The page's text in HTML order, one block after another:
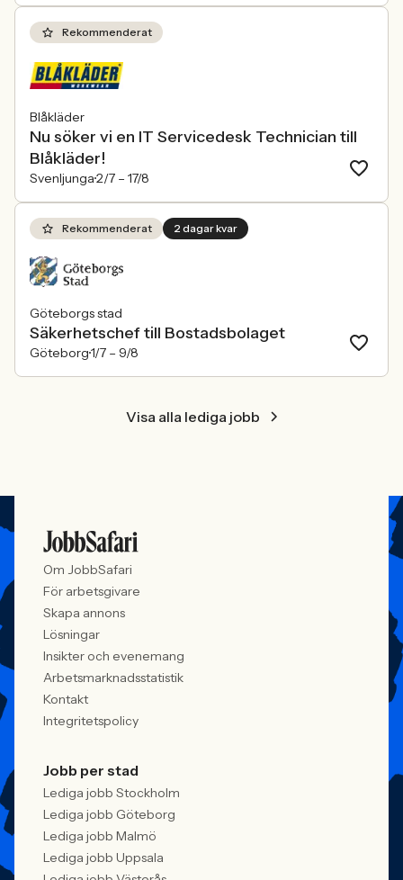
Rekommenderat
Blåkläder
Nu söker vi en IT Servicedesk Technician till
Blåkläder!
Svenljunga2/7 – 17/8
Rekommenderat 2 dagar kvar
Göteborgs stad
Säkerhetschef till Bostadsbolaget
Göteborg1/7 – 9/8
Visa alla lediga jobb
Om JobbSafari
För arbetsgivare
Skapa annons
Lösningar
Insikter och evenemang
Arbetsmarknadsstatistik
Kontakt
Integritetspolicy
Jobb per stad
Lediga jobb Stockholm
Lediga jobb Göteborg
Lediga jobb Malmö
Lediga jobb Uppsala